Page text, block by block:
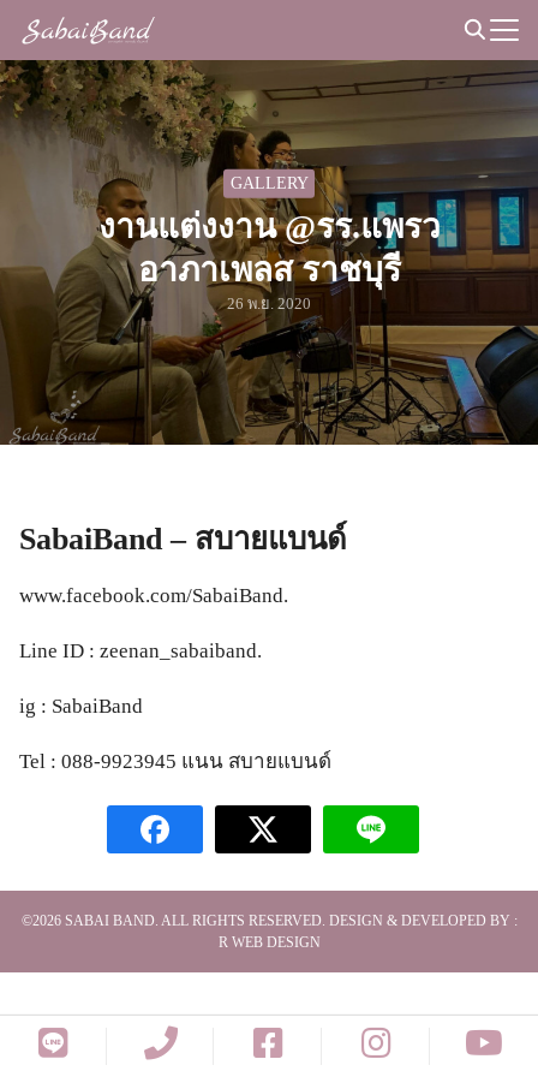
content
Search
for:
GALLERY
งานแต่งงาน @รร.แพรว
อาภาเพลส ราชบุรี
26 พ.ย. 2020
SabaiBand – สบายแบนด์
www.facebook.com/SabaiBand.
Line ID : zeenan_sabaiband.
ig : SabaiBand
Tel : 088-9923945 แนน สบายแบนด์
©2026 SABAI BAND . ALL RIGHTS RESERVED. DESIGN & DEVELOPED BY :
R WEB DESIGN